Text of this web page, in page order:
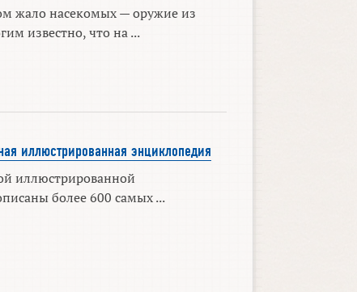
жало насекомых — оружие из
известно, что на ...
иллюстрированная энциклопедия
иллюстрированной
более 600 самых ...